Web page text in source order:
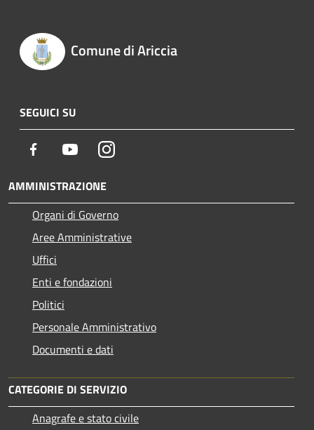
Comune di Ariccia
SEGUICI SU
Facebook YoutubeInstagram
AMMINISTRAZIONE
Organi di Governo
Aree Amministrative
Uffici
Enti e fondazioni
Politici
Personale Amministrativo
Documenti e dati
CATEGORIE DI SERVIZIO
Anagrafe e stato civile